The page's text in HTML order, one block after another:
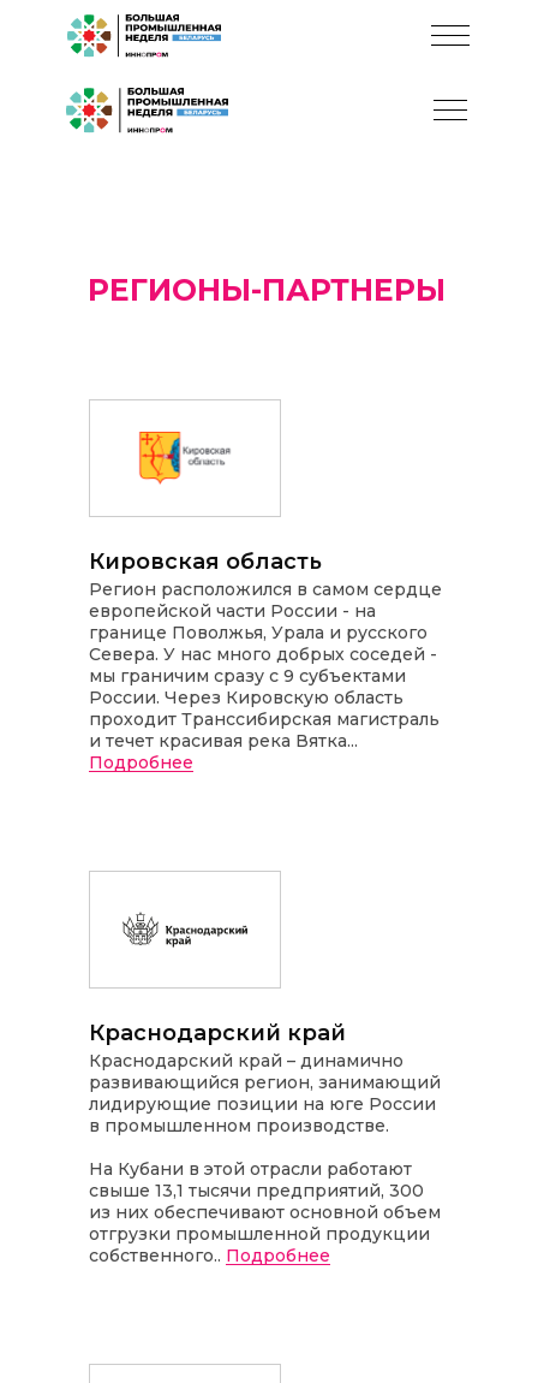
РЕГИОНЫ-ПАРТНЕРЫ
Кировская область
Регион расположился в самом сердце
европейской части России - на
границе Поволжья, Урала и русского
Севера. У нас много добрых соседей -
мы граничим сразу с 9 субъектами
России. Через Кировскую область
проходит Транссибирская магистраль
и течет красивая река Вятка...
Подробнее
Краснодарский край
Краснодарский край – динамично
развивающийся регион, занимающий
лидирующие позиции на юге России
в промышленном производстве.
На Кубани в этой отрасли работают
свыше 13,1 тысячи предприятий, 300
из них обеспечивают основной объем
отгрузки промышленной продукции
собственного.. Подробнее